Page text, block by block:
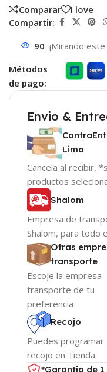
Comparar
I love
Compartir:
90 ¡Mirando
Métodos
de pago:
Envio &
Lima
Cancela al recibir,
productos
Shalom
Empresa de
Shalom, para todo
Otras
transporte
Escoje la empresa
transporte de tu
preferencia
Recojo
Puedes programar
recojo en Tienda
*Garantía de 1